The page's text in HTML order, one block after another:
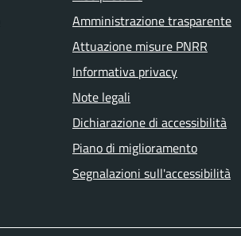
Amministrazione trasparente
Attuazione misure PNRR
Informativa privacy
Note legali
Dichiarazione di accessibilità
Piano di miglioramento
Segnalazioni sull'accessibilità